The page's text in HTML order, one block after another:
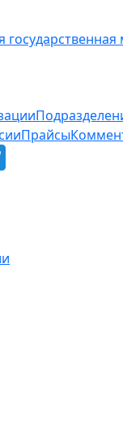
Прайсы